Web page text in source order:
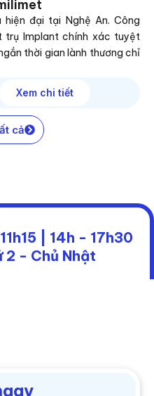
đại tại Nghệ An. Công
trụ Implant chính xác tuyệt
thời gian lành thương chỉ
Xem chi tiết
cả
| 14h - 17h30
2 - Chủ Nhật